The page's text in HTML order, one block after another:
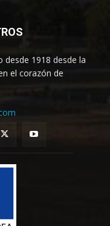
desde 1918 desde la
el corazón de